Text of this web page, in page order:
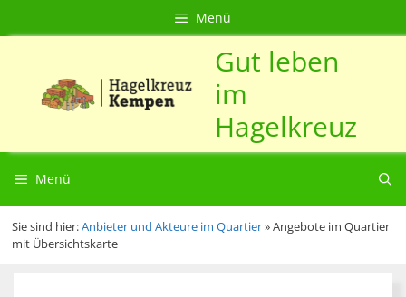
Inhalt
zur
Inhalt
Menü
Gut leben
im
Hagelkreuz
Menü
Sie sind hier:Anbieter und Akteure im Quartier»Angebote im Quartier
mit Übersichtskarte